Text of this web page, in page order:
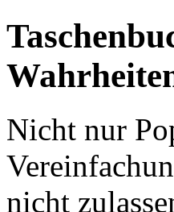
Nicht nur
nicht